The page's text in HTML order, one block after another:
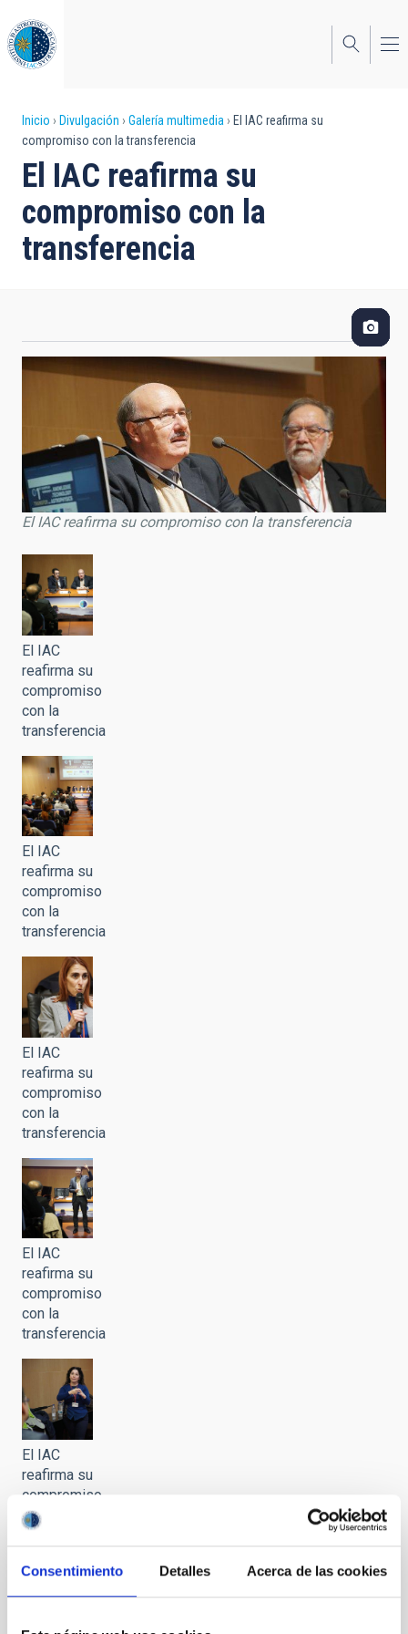
Consentimiento Detalles Acerca de las cookies
al
contenido
principal
Sobrescribir
enlaces
de
ayuda
a
Inicio Divulgación Galería multimedia
El IAC reafirma su
compromiso con la transferencia
El IAC reafirma su
compromiso con la
transferencia
El IAC reafirma su compromiso con la transferencia
El IAC
reafirma su
compromiso
con la
transferencia
El IAC
reafirma su
compromiso
con la
transferencia
El IAC
reafirma su
compromiso
con la
transferencia
El IAC
reafirma su
compromiso
con la
transferencia
El IAC
reafirma su
compromiso
con la
transferencia